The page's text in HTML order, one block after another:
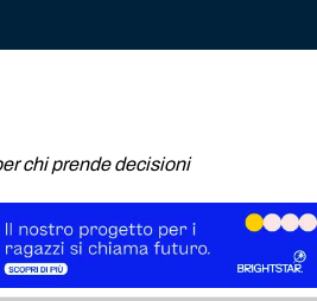
chi prende decisioni